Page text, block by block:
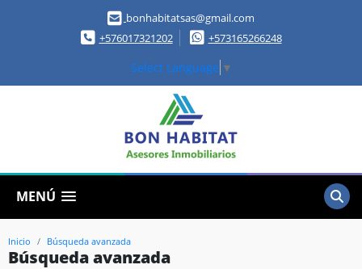
bonhabitatsas@gmail.com
+576017321202
+573165266248
Select Language ▼
MENÚ
Inicio Búsqueda avanzada
Búsqueda avanzada